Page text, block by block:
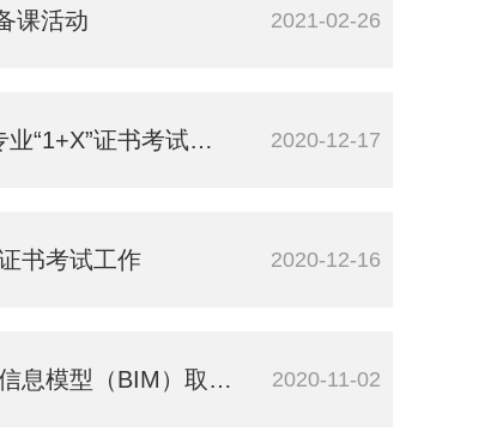
课活动 2021-02-26
证书考试工作 2020-12-17
书考试工作 2020-12-16
型（BIM）取证考试 2020-11-02